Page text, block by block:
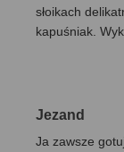
słoikach
kapuśniak.
Jezand
Ja zawsze